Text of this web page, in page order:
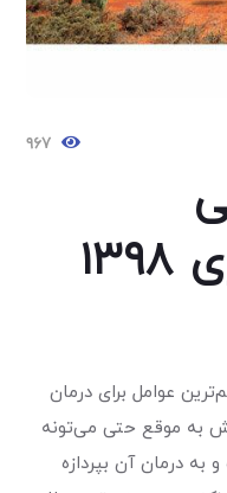
۹۶۷
عوامل برای درمان
به موقع حتی می‌تونه
درمان آن بپردازه